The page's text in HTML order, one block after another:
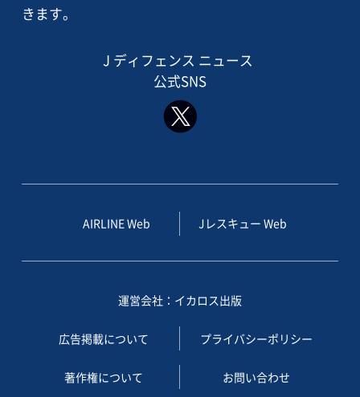
きます。
J ディフェンス ニュース
公式SNS
AIRLINE Web Jレスキュー Web
運営会社：イカロス出版
広告掲載について プライバシーポリシー
著作権について お問い合わせ